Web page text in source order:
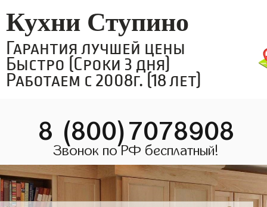
Кухни Ступино
Гарантия лучшей цены
Быстро (Сроки 3 дня)
Работаем с 2008г. (18 лет)
8 (800)7078908
Звонок по РФ бесплатный!